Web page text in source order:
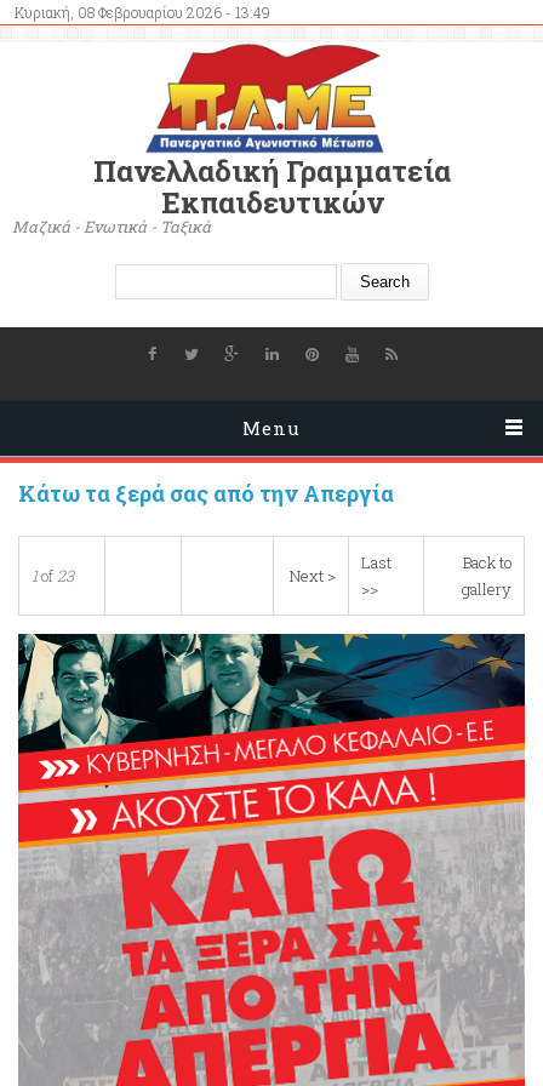
Κυριακή, 08 Φεβρουαρίου 2026 - 13:49
Πανελλαδική Γραμματεία
Εκπαιδευτικών
Μαζικά - Ενωτικά - Ταξικά
Menu
Κάτω τα ξερά σας από την Απεργία
1of23 Next >
Last
>>
Back to
gallery
dikaioma_apergia.png